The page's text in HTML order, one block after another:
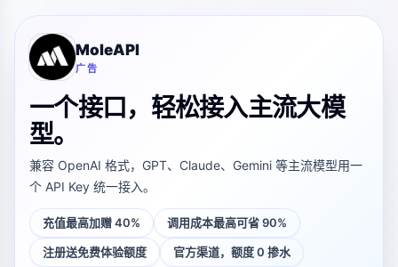
MoleAPI
广告
一个接口，轻松接入主流大模
型。
兼容 OpenAI 格式，GPT、Claude、Gemini 等主流模型用一
个 API Key 统一接入。
充值最高加赠 40% 调用成本最高可省 90%
注册送免费体验额度 官方渠道，额度 0 掺水